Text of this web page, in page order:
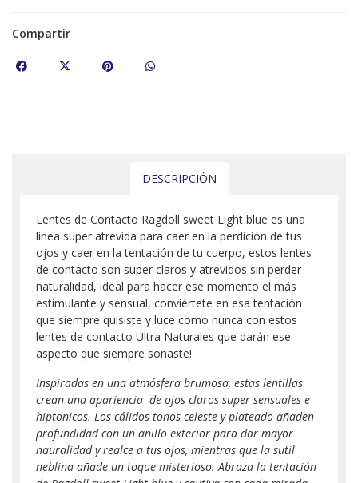
Compartir
DESCRIPCIÓN
Lentes de Contacto Ragdoll sweet Light blue es una
linea super atrevida para caer en la perdición de tus
ojos y caer en la tentación de tu cuerpo, estos lentes
de contacto son super claros y atrevidos sin perder
naturalidad, ideal para hacer ese momento el más
estimulante y sensual, conviértete en esa tentación
que siempre quisiste y luce como nunca con estos
lentes de contacto Ultra Naturales que darán ese
aspecto que siempre soñaste!
Inspiradas en una atmósfera brumosa, estas lentillas
crean una apariencia de ojos claros super sensuales e
hiptonicos. Los cálidos tonos celeste y plateado añaden
profundidad con un anillo exterior para dar mayor
nauralidad y realce a tus ojos, mientras que la sutil
neblina añade un toque misterioso. Abraza la tentación